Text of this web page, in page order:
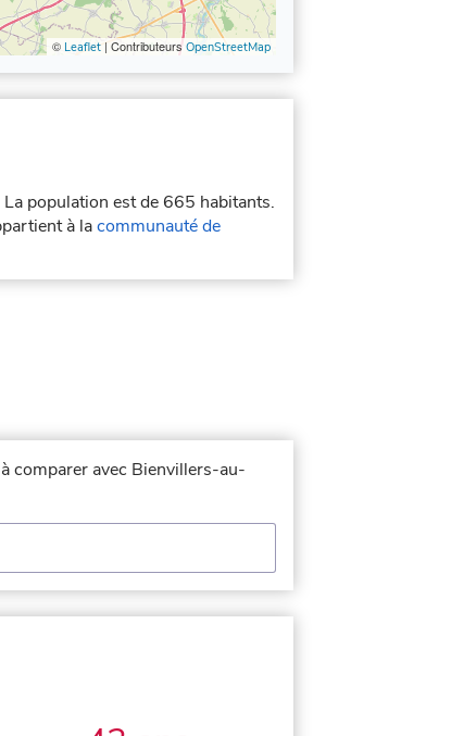
© Leaflet | ContributeursOpenStreetMap
La population est de 665 habitants.
à lacommunauté de
comparer avec Bienvillers-au-